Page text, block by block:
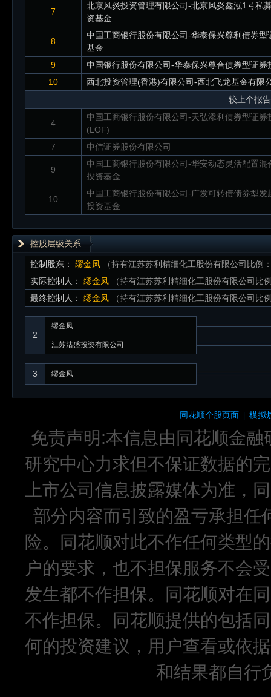
7
北京风炎投资管理有限公司-北京风炎鑫泓1号私
资基金
8
中国工商银行股份有限公司-华泰保兴尊利债券型
基金
9
中国银行股份有限公司-华泰保兴尊合债券型证券
10
西北投资管理(香港)有限公司-西北飞龙基金有限
较上个报
4
中国工商银行股份有限公司-天弘添利债券型证券
(LOF)
7
中信证券股份有限公司
9
中国工商银行股份有限公司-华安动态灵活配置混
投资基金
10
中国工商银行股份有限公司-广发可转债债券型发
投资基金
控股层级关系
控制股东： 缪金凤
（持有江苏苏利精细化工股份有限公司比例
实际控制人：
缪金凤
（持有江苏苏利精细化工股份有限公司比
最终控制人：
缪金凤 （持有江苏苏利精细化工股份有限公司比
2
缪金凤
江苏沽盛投资有限公司
3 缪金凤
同花顺个股页面 模拟
免责声明:本信息由同花顺金
研究中心力求但不保证数据的
上市公司信息披露媒体为准，
部分内容而引致的盈亏承担任
险。同花顺对此不作任何类型
户的要求，也不担保服务不会
发生都不作担保。同花顺对在
不作担保。同花顺提供的包括
何的投资建议，用户查看或依
和结果都自行